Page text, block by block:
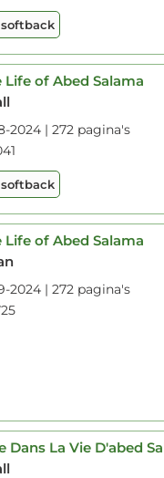
Life of Abed Salama
2024 | 272 pagina's
Life of Abed Salama
2024 | 272 pagina's